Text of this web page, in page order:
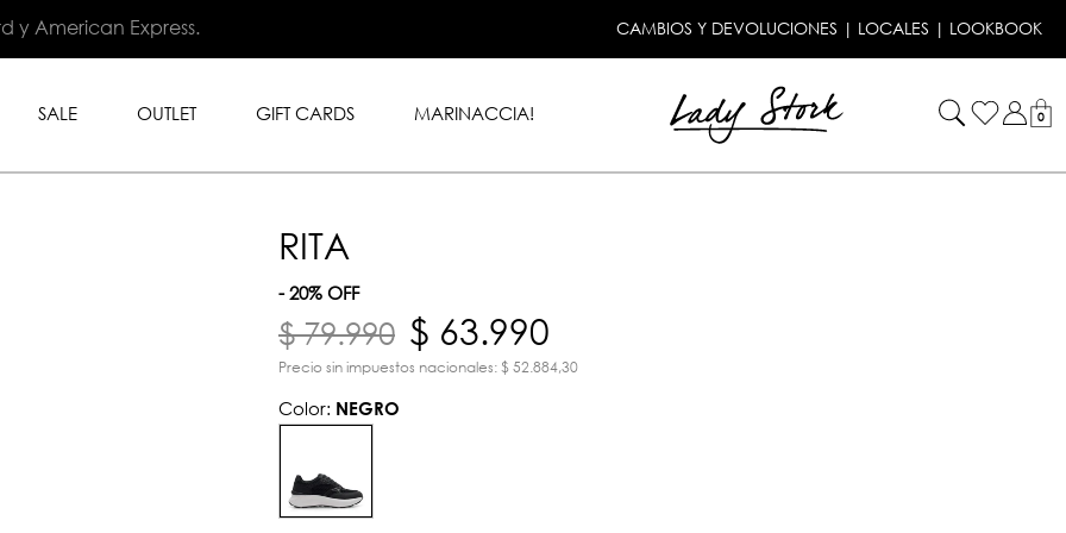
en toda la tienda con
y American Express. CAMBIOS Y DEVOLUCIONES | LOCALES | LOOKBOOK
SALE OUTLET GIFT CARDS MARINACCIA! 0
RITA
- 20% OFF
$ 79.990 $ 63.990
Precio sin impuestos nacionales: $ 52.884,30
Color: NEGRO